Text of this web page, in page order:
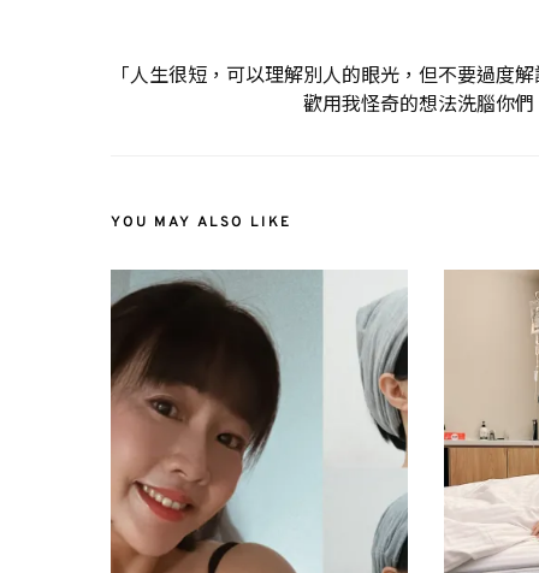
「人生很短，可以理解別人的眼光，但不要過度
歡用我怪奇的想法洗腦你
YOU MAY ALSO LIKE